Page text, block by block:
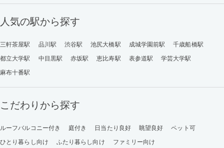
人気の駅から探す
三軒茶屋駅 品川駅 渋谷駅 池尻大橋駅 成城学園前駅
千歳船橋駅
都立大学駅
中目黒駅 赤坂駅 恵比寿駅 表参道駅
学芸大学駅
麻布十番駅
こだわりから探す
ルーフバルコニー付き 庭付き 日当たり良好 眺望良好
ペット可
ひとり暮らし向け
ふたり暮らし向け ファミリー向け